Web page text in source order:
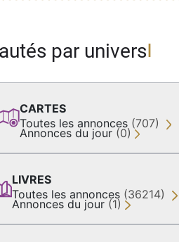
par univers
CARTES
Toutes les annonces (707)
Annonces du jour (0)
LIVRES
Toutes les annonces (36214)
Annonces du jour (1)